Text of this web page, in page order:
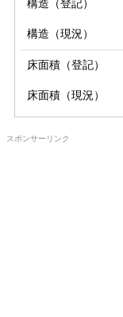
構造（登記）
構造（現況）
床面積（登記）
床面積（現況）
スポンサーリンク